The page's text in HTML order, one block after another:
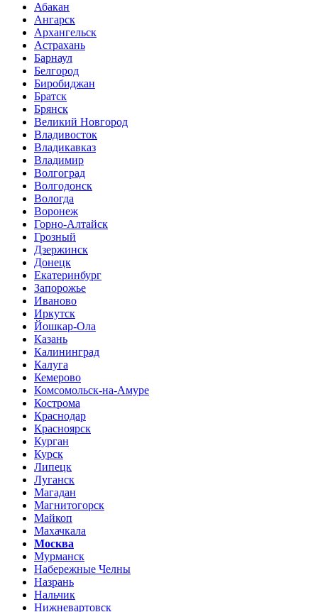
Абакан
Ангарск
Архангельск
Астрахань
Барнаул
Белгород
Биробиджан
Братск
Брянск
Великий Новгород
Владивосток
Владикавказ
Владимир
Волгоград
Волгодонск
Вологда
Воронеж
Горно-Алтайск
Грозный
Дзержинск
Донецк
Екатеринбург
Запорожье
Иваново
Иркутск
Йошкар-Ола
Казань
Калининград
Калуга
Кемерово
Комсомольск-на-Амуре
Кострома
Краснодар
Красноярск
Курган
Курск
Липецк
Луганск
Магадан
Магнитогорск
Майкоп
Махачкала
Москва
Мурманск
Набережные Челны
Назрань
Нальчик
Нижневартовск